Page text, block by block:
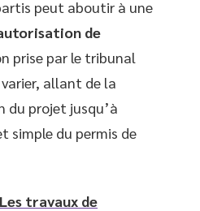
peut aboutir à une
de
prise par le tribunal
allant de la
du projet jusqu’à
simple du permis de
Les travaux de